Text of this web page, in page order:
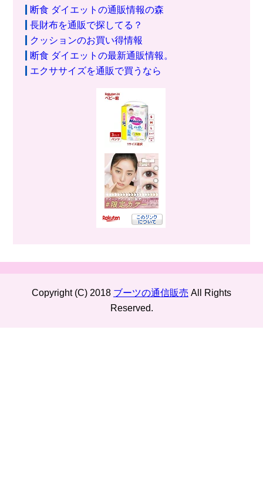
断食 ダイエットの通販情報の森
長財布を通販で探してる？
クッションのお買い得情報
断食 ダイエットの最新通販情報。
エクササイズを通販で買うなら
Copyright (C) 2018 ブーツの通信販売 All Rights
Reserved.